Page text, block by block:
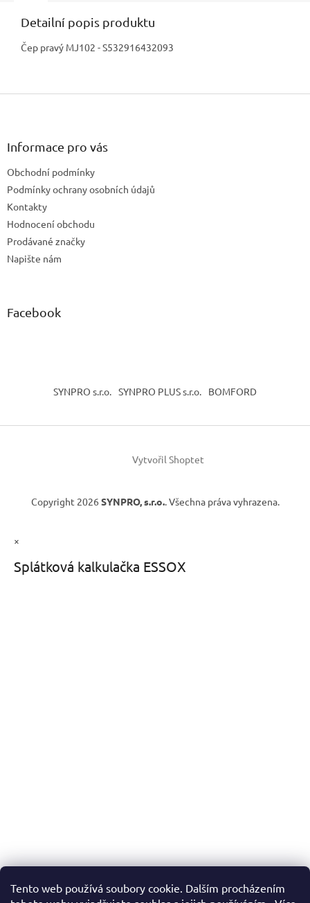
Tento web používá soubory cookie. Dalším procházením
Detailní popis produktu
Čep pravý MJ102 - S532916432093
Z
Informace pro vás
Obchodní podmínky
Podmínky ochrany osobních údajů
Kontakty
Hodnocení obchodu
Prodávané značky
Napište nám
Facebook
SYNPRO s.r.o. SYNPRO PLUS s.r.o. BOMFORD
Vytvořil Shoptet
Copyright 2026 SYNPRO, s.r.o.. Všechna práva vyhrazena.
×
Splátková kalkulačka ESSOX